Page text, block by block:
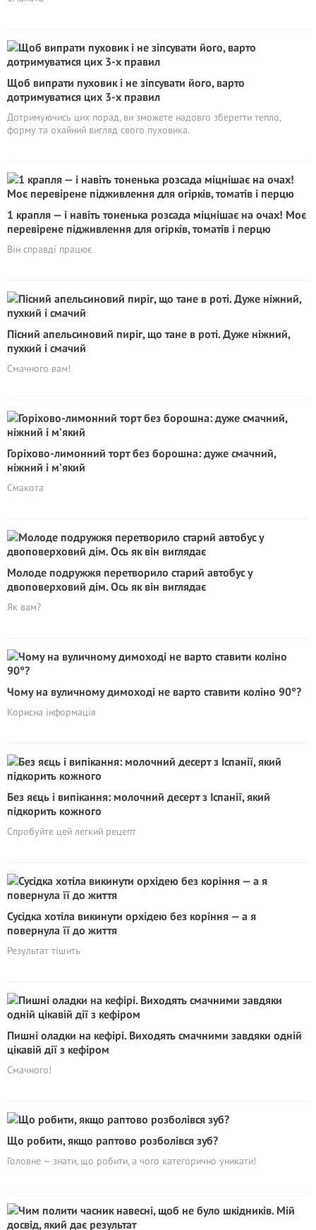
Щоб випрати пуховик і не зіпсувати його, варто
дотримуватися цих 3-х правил
Дотримуючись цих порад, ви зможете надовго зберегти тепло,
форму та охайний вигляд свого пуховика.
1 крапля — і навіть тоненька розсада міцнішає на очах! Моє
перевірене підживлення для огірків, томатів і перцю
Він справді працює
Пісний апельсиновий пиріг, що тане в роті. Дуже ніжний,
пухкий і смачий
Смачного вам!
Горіхово-лимонний торт без борошна: дуже смачний,
ніжний і м’який
Смакота
Молоде подружжя перетворило старий автобус у
двоповерховий дім. Ось як він виглядає
Як вам?
Чому на вуличному димоході не варто ставити коліно 90°?
Корисна інформація
Без яєць і випікання: молочний десерт з Іспанії, який
підкорить кожного
Спробуйте цей легкий рецепт
Сусідка хотіла викинути орхідею без коріння — а я
повернула її до життя
Результат тішить
Пишні оладки на кефірі. Виходять смачними завдяки одній
цікавій дії з кефіром
Смачного!
Що робити, якщо раптово розболівся зуб?
Головне — знати, що робити, а чого категорично уникати!